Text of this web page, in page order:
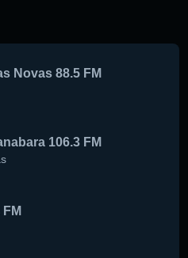
Novas 88.5 FM
106.3 FM